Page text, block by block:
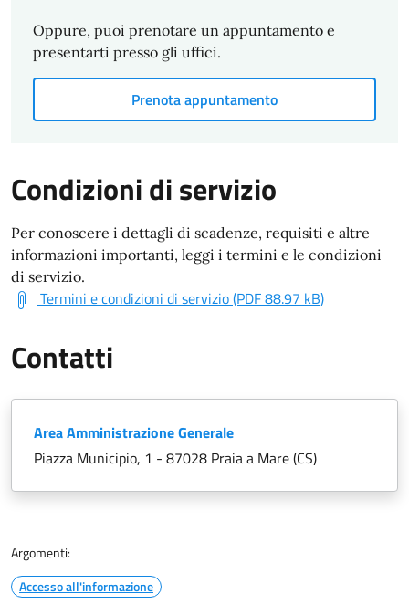
Oppure, puoi prenotare un appuntamento e
presentarti presso gli uffici.
Prenota appuntamento
Condizioni di servizio
Per conoscere i dettagli di scadenze, requisiti e altre
informazioni importanti, leggi i termini e le condizioni
di servizio.
Termini e condizioni di servizio (PDF 88.97 kB)
Contatti
Area Amministrazione Generale
Piazza Municipio, 1 - 87028 Praia a Mare (CS)
Argomenti:
Accesso all'informazione